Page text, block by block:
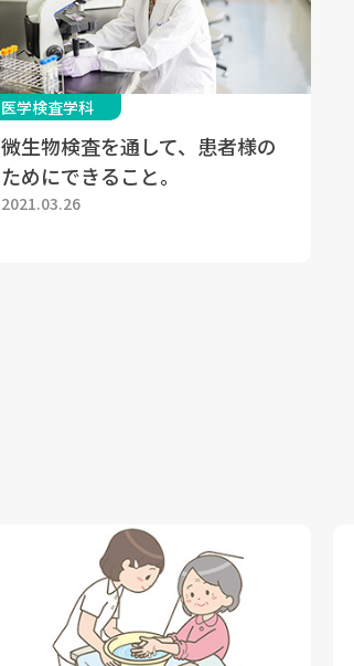
医学検査学科
微生物検査を通して、患者様の
ためにできること。
2021.03.26